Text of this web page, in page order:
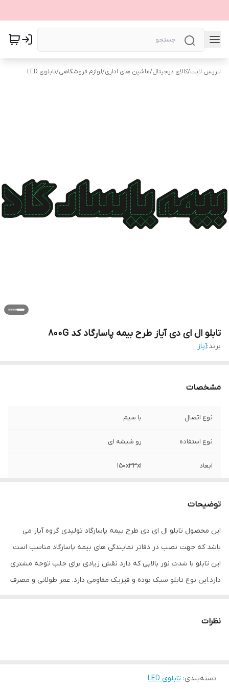
لاریس لایت/کالای دیجیتال/ماشین های اداری/لوازم فروشگاهی/تابلوی LED
تابلو ال ای دی آیاز طرح بیمه پاسارگاد کد 800G
برند:آیاز
مشخصات
نوع اتصال با سیم
نوع استفاده رو شیشه ای
ابعاد 150x33x1
توضیحات
این محصول تابلو ال ای دی طرح بیمه پاسارگاد تولیدی گروه آیاز می
باشد که جهت نصب در دفاتر نمایندگی های بیمه پاسارگاد مناسب است.
این تابلو با شدت نور بالایی که دارد نقش زیادی برای جلب توجه مشتری
دارد.این نوع تابلو سبک بوده و فیزیک مقاومی دارد. عمر طولانی و مصرف
کنید. علاوه بر قابلیت نصب بر روی شیشه این تابلو می تواند در هر
بابت آسیب وارد شدن به تابلو نداشته باشیم. با شدت نور بالا این تابلو
نظرات
دسته‌بندی: تابلوی LED